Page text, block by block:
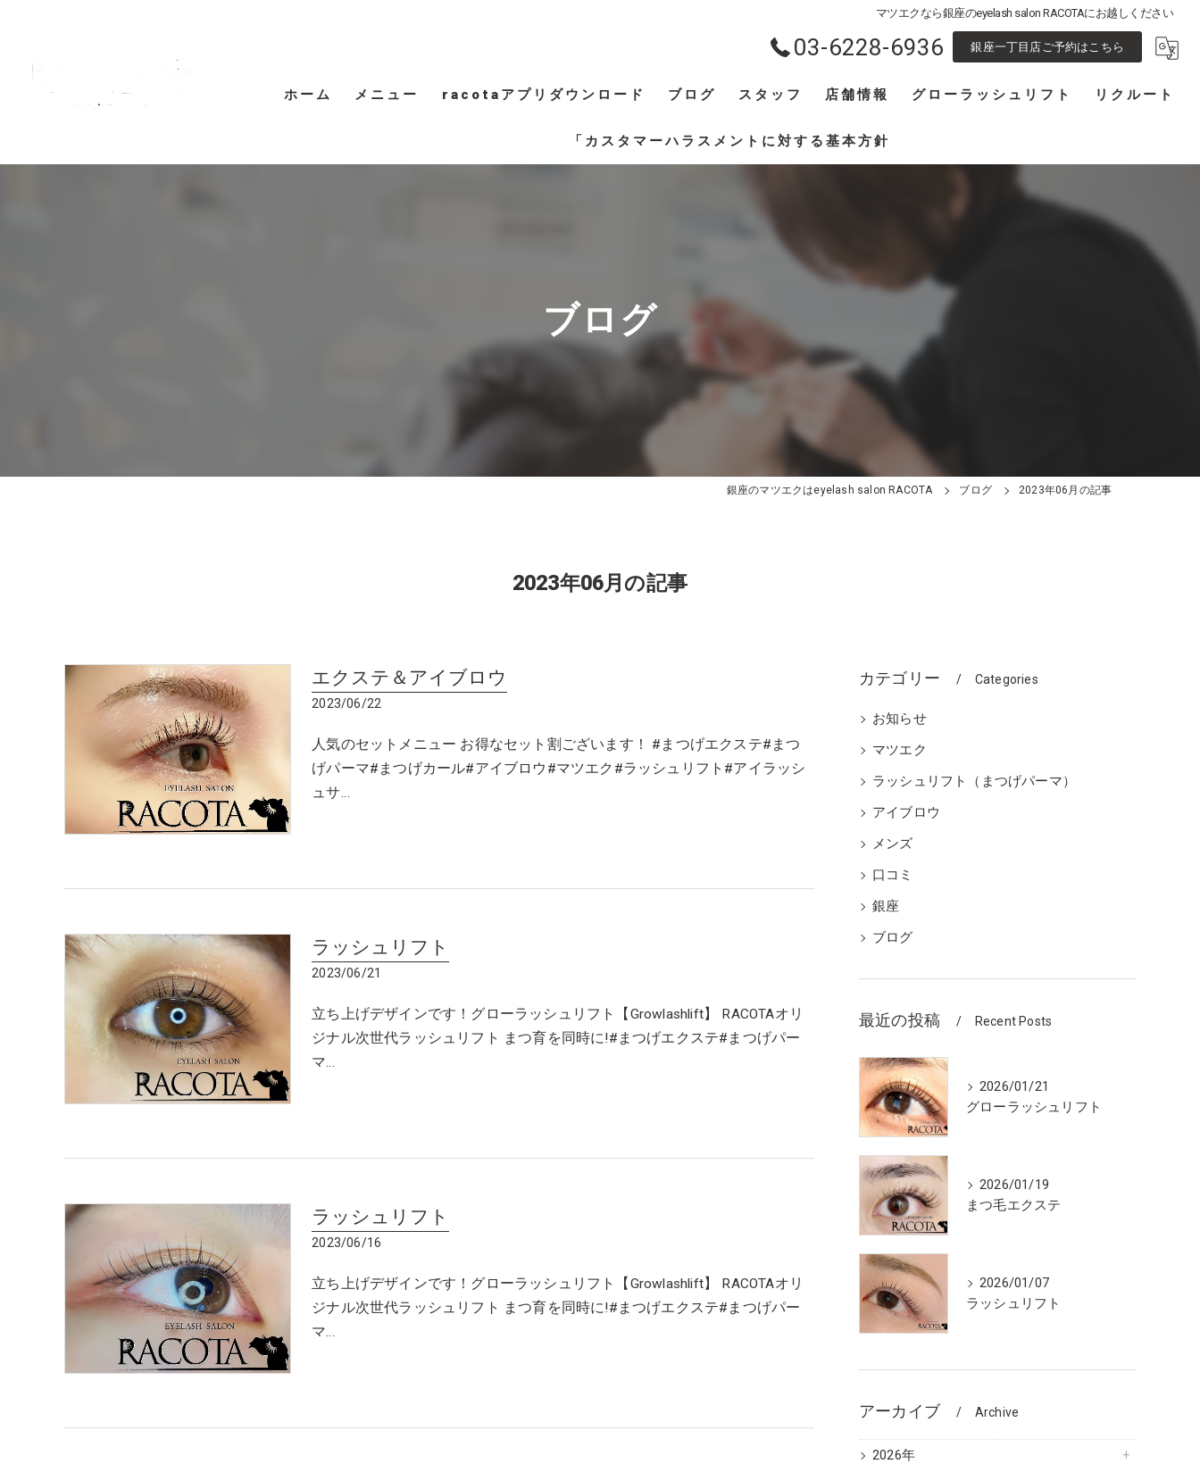
マツエクなら銀座のeyelash salon RACOTAにお越しください
03-6228-6936 銀座一丁目店ご予約はこちら
ホーム メニュー racotaアプリダウンロード ブログ
ギャラリー
スタッフ 店舗情報
池袋東口店
グローラッシュリフト リクルート
「カスタマーハラスメントに対する基本方針
ブログ
銀座のマツエクはeyelash salon RACOTA ブログ 2023年06月の記事
2023年06月の記事
エクステ＆アイブロウ
2023/06/22
人気のセットメニュー お得なセット割ございます！ #まつげエクステ#まつ
げパーマ#まつげカール#アイブロウ#マツエク#ラッシュリフト#アイラッシ
ュサ…
ラッシュリフト
2023/06/21
立ち上げデザインです！グローラッシュリフト【Growlashlift】 RACOTAオリ
ジナル次世代ラッシュリフト まつ育を同時に!#まつげエクステ#まつげパー
マ…
ラッシュリフト
2023/06/16
立ち上げデザインです！グローラッシュリフト【Growlashlift】 RACOTAオリ
ジナル次世代ラッシュリフト まつ育を同時に!#まつげエクステ#まつげパー
マ…
カテゴリー Categories
お知らせ
マツエク
ラッシュリフト（まつげパーマ）
アイブロウ
メンズ
口コミ
銀座
ブログ
最近の投稿 Recent Posts
2026/01/21
グローラッシュリフト
2026/01/19
まつ毛エクステ
2026/01/07
ラッシュリフト
アーカイブ Archive
2026年